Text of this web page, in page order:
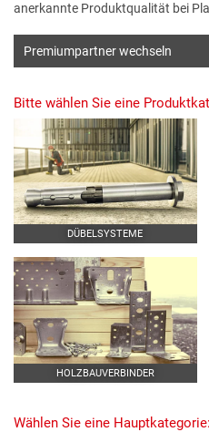
anerkannte Produktqualität bei
Premiumpartner wechseln
Bitte wählen Sie eine
DÜBELSYSTEME
HOLZBAUVERBINDER
Wählen Sie eine Hauptkategorie: